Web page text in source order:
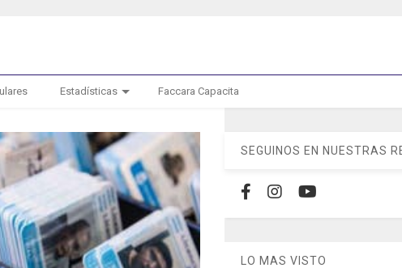
Estadísticas Faccara Capacita
SEGUINOS EN NUESTRAS
LO MAS VISTO